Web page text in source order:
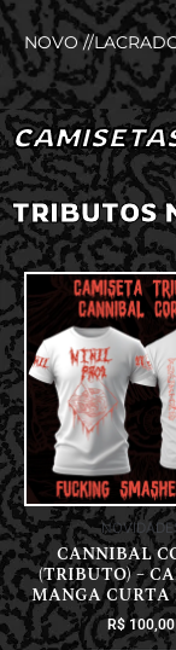
NOVO //
TRIBUTOS
CANNIBAL
(TRIBUTO) –
MANGA CURTA
R$100,00